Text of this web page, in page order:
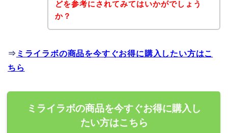
どを参考にされてみてはいかがでしょう
か？
⇒ ミライラボの商品を今すぐお得に購入したい方はこ
ちら
ミライラボの商品を今すぐお得に購入し
たい方はこちら